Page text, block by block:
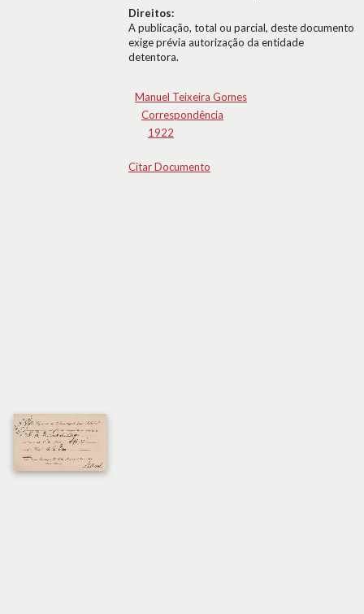
Direitos:
A publicação, total ou parcial, deste documento
exige prévia autorização da entidade
detentora.
Manuel Teixeira Gomes
Correspondência
1922
Citar Documento